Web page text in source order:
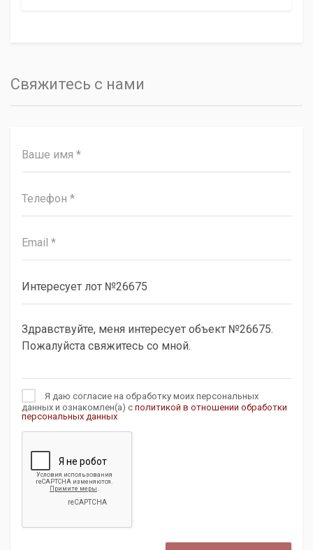
Свяжитесь с нами
Я даю согласие на обработку моих персональных
данных и ознакомлен(а) с политикой в отношении обработки
персональных данных